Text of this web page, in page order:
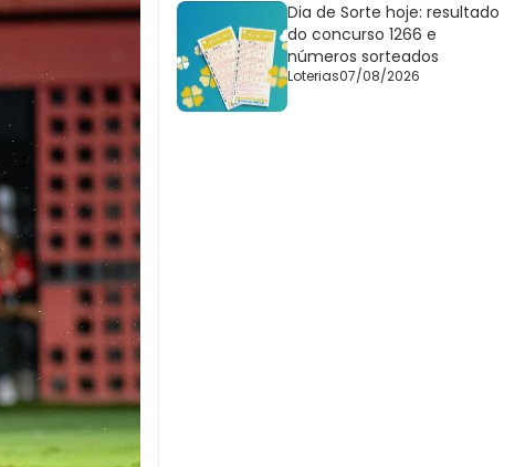
Dia de Sorte hoje: resultado
do concurso 1266 e
números sorteados
Loterias07/08/2026